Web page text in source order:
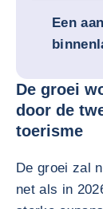
Een
De groei
door de
toerisme
De groei zal
net als in